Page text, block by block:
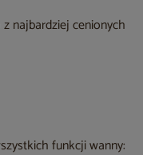
najbardziej cenionych
funkcji wanny: